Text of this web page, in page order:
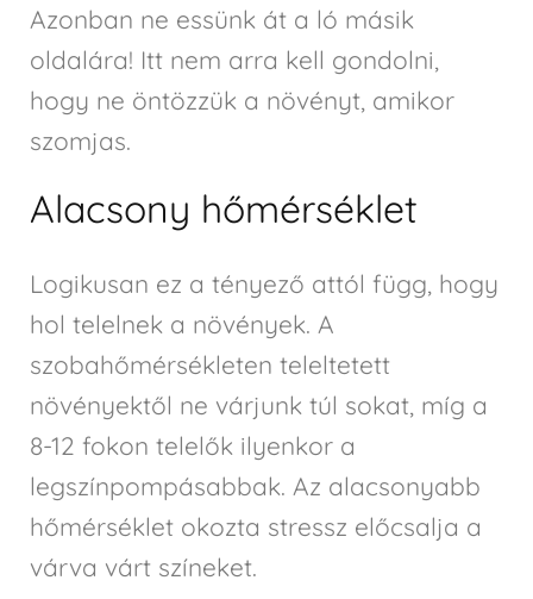
Azonban ne essünk át a ló másik
oldalára! Itt nem arra kell gondolni,
hogy ne öntözzük a növényt, amikor
szomjas.
Alacsony hőmérséklet
Logikusan ez a tényező attól függ, hogy
hol telelnek a növények. A
szobahőmérsékleten teleltetett
növényektől ne várjunk túl sokat, míg a
8-12 fokon telelők ilyenkor a
legszínpompásabbak. Az alacsonyabb
hőmérséklet okozta stressz előcsalja a
várva várt színeket.